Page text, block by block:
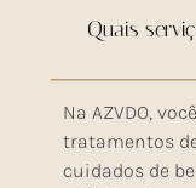
Quais
Na AZVDO,
tratamentos
cuidados de